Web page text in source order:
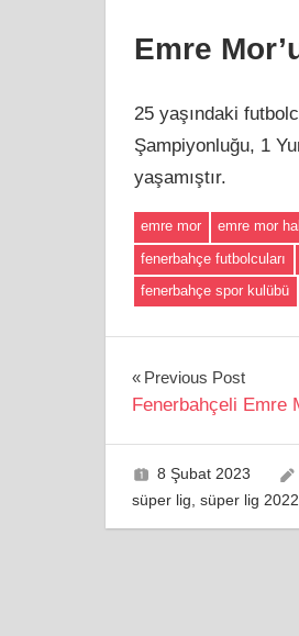
Emre
25 yaşındaki
Şampiyonluğu, 1
yaşamıştır.
emre mor emre mor
fenerbahçe futbolcuları
fenerbahçe spor kulübü
Yazı
Previous Post
Fenerbahçeli Emre
8 Şubat 2023
süper lig, süper lig